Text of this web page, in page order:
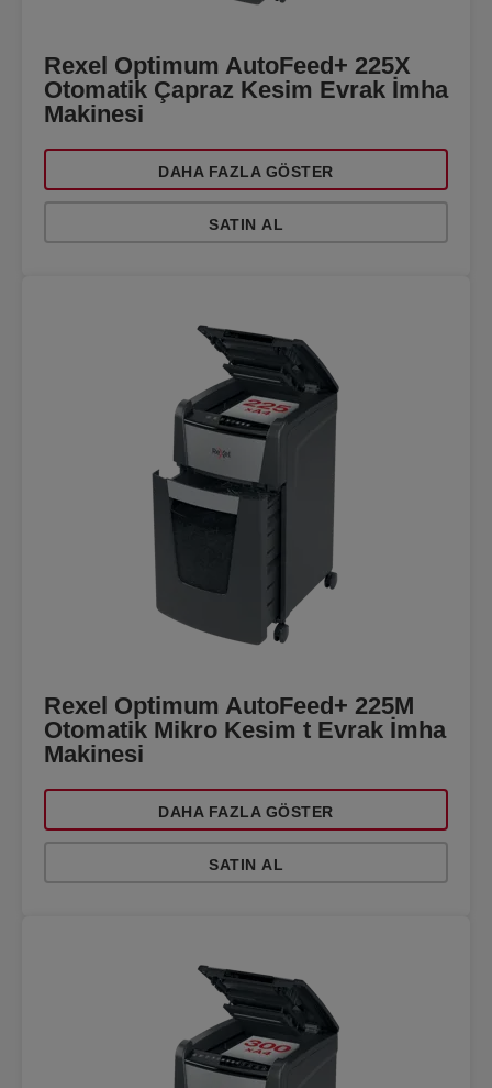
Rexel Optimum AutoFeed+ 225X
Otomatik Çapraz Kesim Evrak İmha
Makinesi
DAHA FAZLA GÖSTER
SATIN AL
Rexel Optimum AutoFeed+ 225M
Otomatik Mikro Kesim t Evrak İmha
Makinesi
DAHA FAZLA GÖSTER
SATIN AL